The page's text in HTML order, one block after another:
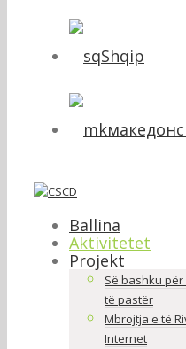
Shqip
Ballina
Aktivitetet
Projekt
Së bashku
të pastër
Mbrojtja e të
Internet